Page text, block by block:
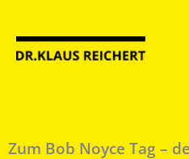
Inhalt
springen
Zum Bob Noyce Tag –